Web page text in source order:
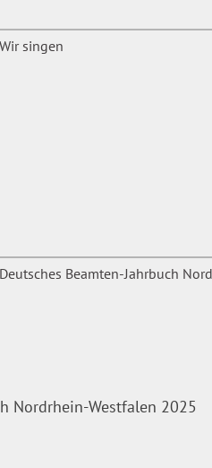
Nordrhein-Westfalen 2025